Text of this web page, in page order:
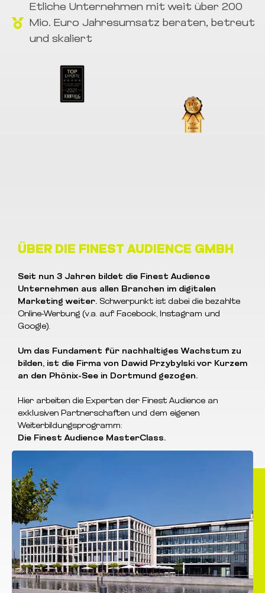
Etliche Unternehmen mit weit über 200
Mio. Euro Jahresumsatz beraten, betreut
und skaliert
ÜBER DIE FINEST AUDIENCE GMBH
Seit nun 3 Jahren bildet die Finest Audience
Unternehmen aus allen Branchen im digitalen
Marketing weiter. Schwerpunkt ist dabei die bezahlte
Online-Werbung (v.a. auf Facebook, Instagram und
Google).
Um das Fundament für nachhaltiges Wachstum zu
bilden, ist die Firma von Dawid Przybylski vor Kurzem
an den Phönix-See in Dortmund gezogen.
Hier arbeiten die Experten der Finest Audience an
exklusiven Partnerschaften und dem eigenen
Weiterbildungsprogramm:
Die Finest Audience MasterClass.